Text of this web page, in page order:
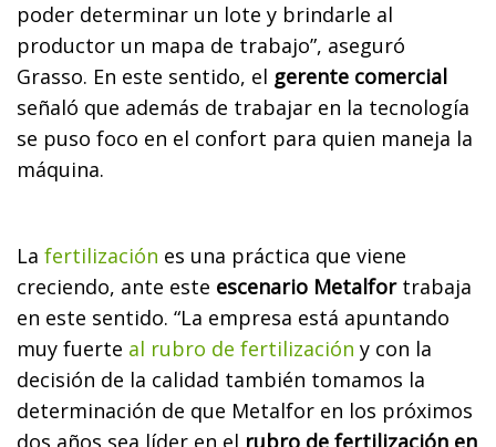
poder determinar un lote y brindarle al
productor un mapa de trabajo”, aseguró
Grasso. En este sentido, el gerente comercial
señaló que además de trabajar en la tecnología
se puso foco en el confort para quien maneja la
máquina.
La fertilización es una práctica que viene
creciendo, ante este escenario Metalfortrabaja
en este sentido. “La empresa está apuntando
muy fuerte al rubro de fertilización y con la
decisión de la calidad también tomamos la
determinación de que Metalfor en los próximos
dos años sea líder en el rubro de fertilización en